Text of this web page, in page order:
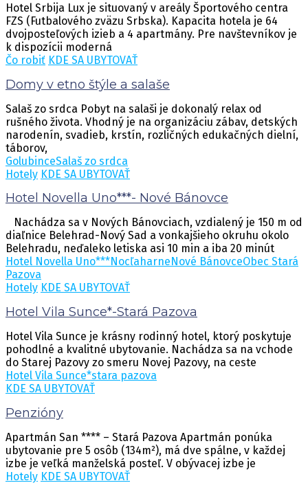
Hotel Srbija Lux je situovaný v areály Športového centra
FZS (Futbalového zväzu Srbska). Kapacita hotela je 64
dvojposteľových izieb a 4 apartmány. Pre navštevníkov je
k dispozícii moderná
Čo robiť KDE SA UBYTOVAŤ
Domy v etno štýle a salaše
Salaš zo srdca Pobyt na salaši je dokonalý relax od
rušného života. Vhodný je na organizáciu zábav, detských
narodenín, svadieb, krstín, rozličných edukačných dielní,
táborov,
GolubinceSalaš zo srdca
Hotely KDE SA UBYTOVAŤ
Hotel Novella Uno***- Nové Bánovce
Nachádza sa v Nových Bánovciach, vzdialený je 150 m od
diaľnice Belehrad-Nový Sad a vonkajšieho okruhu okolo
Belehradu, neďaleko letiska asi 10 min a iba 20 minút
Hotel Novella Uno***Nocľaharne Nové BánovceObec Stará
Pazova
Hotely KDE SA UBYTOVAŤ
Hotel Vila Sunce*-Stará Pazova
Hotel Vila Sunce je krásny rodinný hotel, ktorý poskytuje
pohodlné a kvalitné ubytovanie. Nachádza sa na vchode
do Starej Pazovy zo smeru Novej Pazovy, na ceste
Hotel Vila Sunce*stara pazova
KDE SA UBYTOVAŤ
Penzióny
Apartmán San **** – Stará Pazova Apartmán ponúka
ubytovanie pre 5 osôb (134m²), má dve spálne, v každej
izbe je veľká manželská posteľ. V obývacej izbe je
Hotely KDE SA UBYTOVAŤ